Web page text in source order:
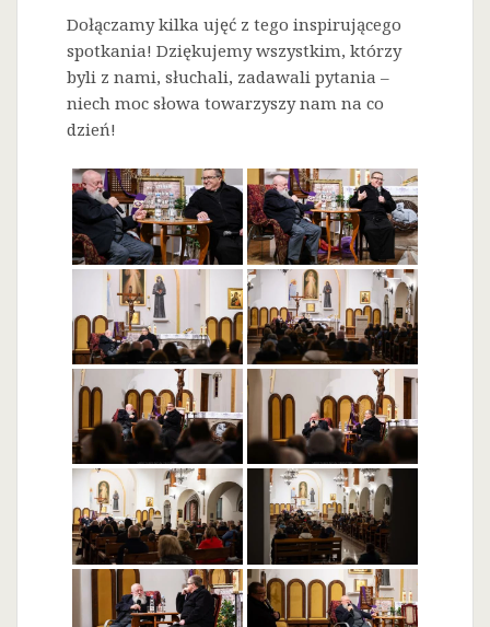
Dołączamy kilka ujęć z tego inspirującego
spotkania! Dziękujemy wszystkim, którzy
byli z nami, słuchali, zadawali pytania –
niech moc słowa towarzyszy nam na co
dzień!